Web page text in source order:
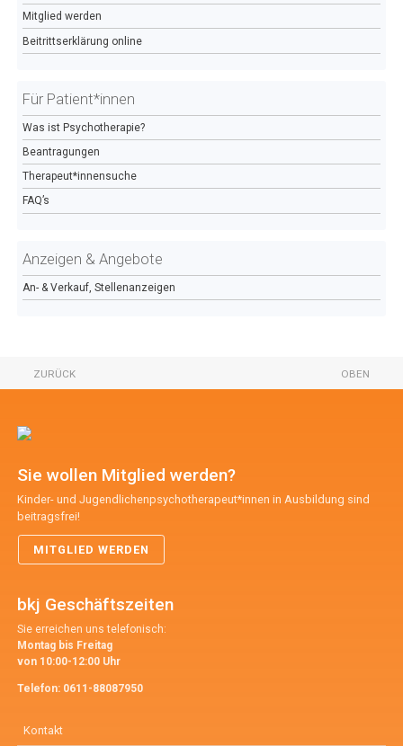
Mitglied werden
Beitrittserklärung online
Für Patient*innen
Was ist Psychotherapie?
Beantragungen
Therapeut*innensuche
FAQ’s
Anzeigen & Angebote
An- & Verkauf, Stellenanzeigen
OBEN
ZURÜCK
Sie wollen Mitglied werden?
Kinder- und Jugendlichenpsychotherapeut*innen in Ausbildung sind
beitragsfrei!
MITGLIED WERDEN
bkj Geschäftszeiten
Sie erreichen uns telefonisch:
Montag bis Freitag
von 10:00-12:00 Uhr
Telefon: 0611-88087950
Kontakt